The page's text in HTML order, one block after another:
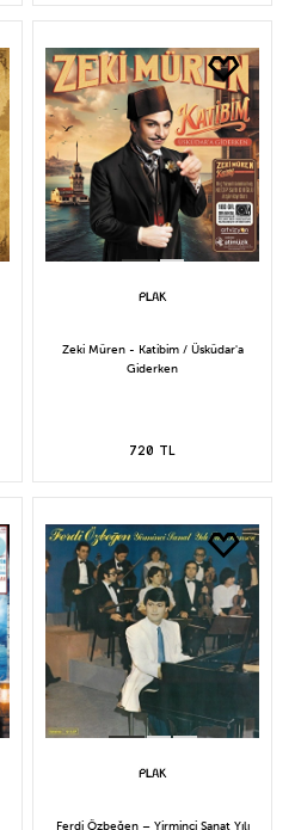
Zeki Müren - Katibim / Üsküdar'a
Giderken
720 TL
Ferdi Özbeğen – Yirminci Sanat Yılı